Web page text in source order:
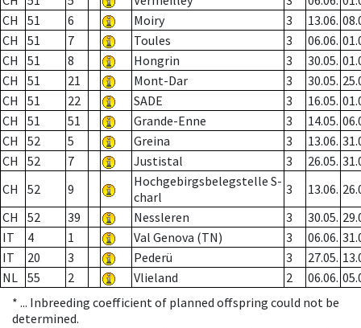
CH
51 6 Moiry 3 13.06.
CH
51 7 Toules 3 06.06.
CH
51 8 Hongrin 3 30.05.
CH
51 21 Mont-Dar 3 30.05.
CH
51 22 SADE 3 16.05.
CH
51 51 Grande-Enne 3 14.05.
CH
52 5 Greina 3 13.06.
CH
52 7 Justistal 3 26.05.
CH
52 9
Hochgebirgsbelegstelle S-
charl
3 13.06.
CH
52 39 Nessleren 3 30.05.
IT
4 1 Val Genova (TN) 3 06.06.
IT
20 3 Pederü 3 27.05.
NL 55 2 Vlieland 2 06.06.
* ... Inbreeding coefficient of planned offspring could not be
determined.